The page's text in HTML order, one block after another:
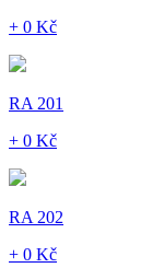
+ 0 Kč
RA 201
+ 0 Kč
RA 202
+ 0 Kč